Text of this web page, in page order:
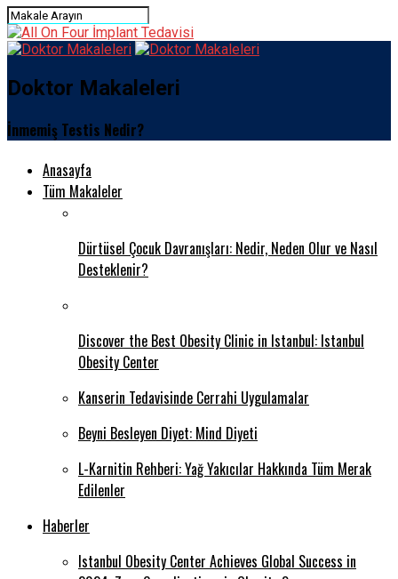
Doktor Makaleleri
İnmemiş Testis Nedir?
Anasayfa
Tüm Makaleler
Dürtüsel Çocuk Davranışları: Nedir, Neden Olur ve Nasıl
Desteklenir?
Discover the Best Obesity Clinic in Istanbul: Istanbul
Obesity Center
Kanserin Tedavisinde Cerrahi Uygulamalar
Beyni Besleyen Diyet: Mind Diyeti
L-Karnitin Rehberi: Yağ Yakıcılar Hakkında Tüm Merak
Edilenler
Haberler
Istanbul Obesity Center Achieves Global Success in